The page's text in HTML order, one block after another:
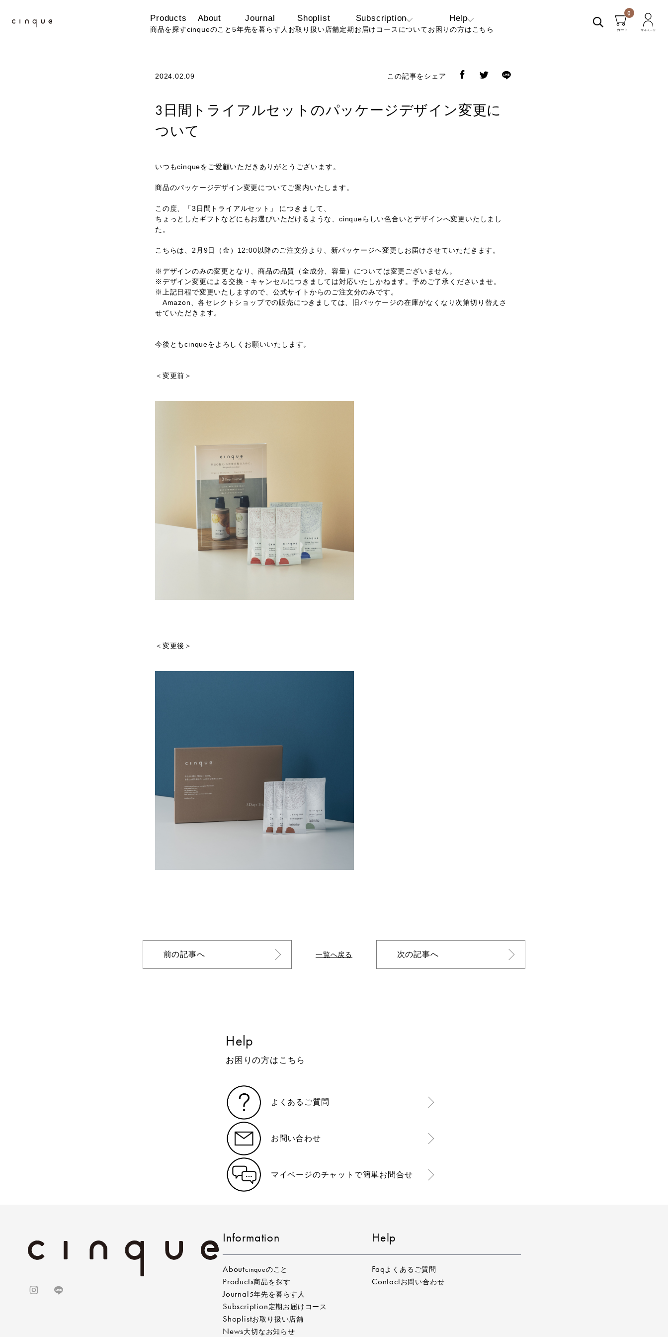
Products
商品を探す
About
cinqueのこと
Journal
5年先を暮らす人
Shoplist
お取り扱い店舗
Subscription
定期お届けコースについて
お得なおまとめ定
Help
お困りの方はこちら
お問い合わせ
0
2024.02.09 この記事をシェア
3日間トライアルセットのパッケージデザイン変更に
ついて
いつもcinqueをご愛顧いただきありがとうございます。
商品のパッケージデザイン変更についてご案内いたします。
この度、「3日間トライアルセット」 につきまして、
ちょっとしたギフトなどにもお選びいただけるような、cinqueらしい色合いとデザインへ変更いたしまし
た。
こちらは、2月9日（金）12:00以降のご注文分より、新パッケージへ変更しお届けさせていただきます。
※デザインのみの変更となり、商品の品質（全成分、容量）については変更ございません。
※デザイン変更による交換・キャンセルにつきましては対応いたしかねます。予めご了承くださいませ。
※上記日程で変更いたしますので、公式サイトからのご注文分のみです。
Amazon、各セレクトショップでの販売につきましては、旧パッケージの在庫がなくなり次第切り替えさ
せていただきます。
今後ともcinqueをよろしくお願いいたします。
＜変更前＞
＜変更後＞
前の記事へ 一覧へ戻る 次の記事へ
Help
お困りの方はこちら
よくあるご質問
お問い合わせ
マイページのチャットで簡単お問合せ
Information
Aboutcinqueのこと
Products商品を探す
Journal5年先を暮らす人
Subscription定期お届けコース
Shoplistお取り扱い店舗
News大切なお知らせ
Help
Faqよくあるご質問
Contactお問い合わせ